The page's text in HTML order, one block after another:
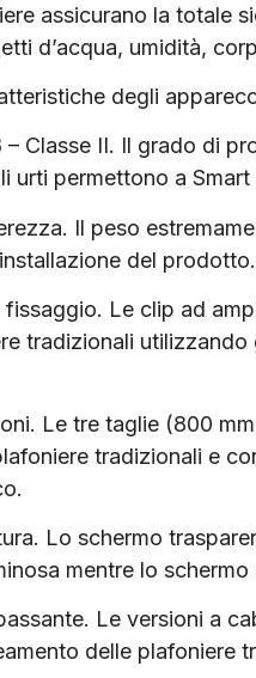
assicurano la totale
d’acqua, umidità,
degli
– Classe II. Il grado di
urti permettono a
Il peso
del prodotto.
fissaggio. Le clip ad
tradizionali
Le tre taglie (800
tradizionali e
Lo schermo
mentre lo
Le versioni a
delle plafoniere